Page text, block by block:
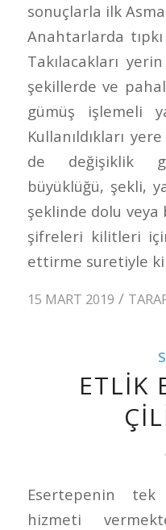
sonuçlarla ilk
Anahtarlarda
Takılacakları
şekillerde ve
gümüş işlemeli
Kullanıldıkları
de değişiklik
büyüklüğü, şekli,
şeklinde dolu
şifreleri kilitleri
ettirme suretiyle
15 MART 2019 /
ETLIK
Esertepenin
hizmeti